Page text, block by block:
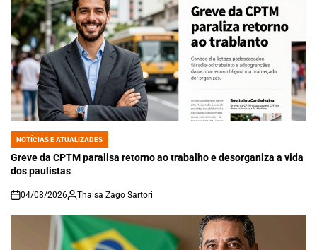
POSTED
IN
NOTÍCIAS E ATUALIZADES
Greve da CPTM paralisa retorno ao trabalho e desorganiza a vida
dos paulistas
on
04/08/2026 Thaisa Zago Sartori